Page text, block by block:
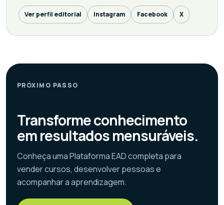
Ver perfil editorial Instagram Facebook X
PRÓXIMO PASSO
Transforme conhecimento
em resultados mensuráveis.
Conheça uma Plataforma EAD completa para
vender cursos, desenvolver pessoas e
acompanhar a aprendizagem.